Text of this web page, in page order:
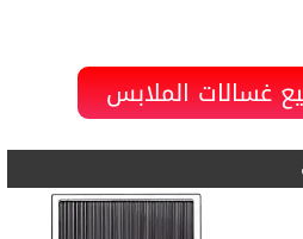
غسالات الملابس